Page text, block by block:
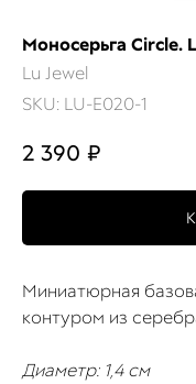
Моносерьга Circle.
Lu Jewel
SKU: LU-E020-1
2 390 ₽
Миниатюрная
контуром из
Диаметр: 1,4 см